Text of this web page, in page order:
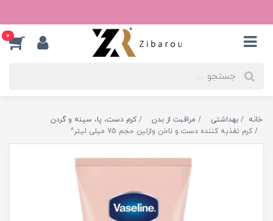
0
خانه بهداشتی مراقبت از بدن
کرم دست، پا، سینه و گردن
کرم تغذیه کننده دست و ناخن وازلین حجم 75 میلی لیتر^